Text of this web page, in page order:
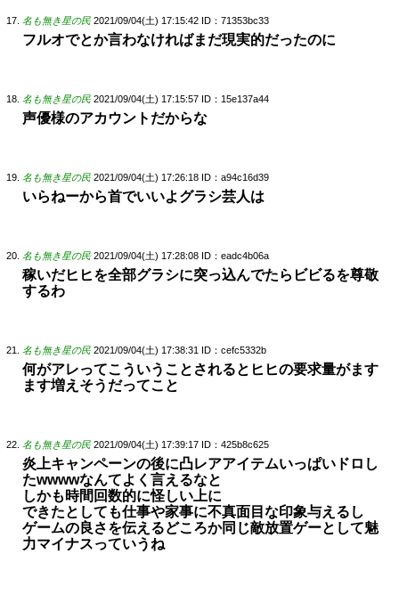
名も無き星の民 2021/09/04(土) 17:15:42 ID：71353bc33
フルオでとか言わなければまだ現実的だったのに
名も無き星の民 2021/09/04(土) 17:15:57 ID：15e137a44
声優様のアカウントだからな
名も無き星の民 2021/09/04(土) 17:26:18 ID：a94c16d39
いらねーから首でいいよグラシ芸人は
名も無き星の民 2021/09/04(土) 17:28:08 ID：eadc4b06a
稼いだヒヒを全部グラシに突っ込んでたらビビるを尊敬
するわ
名も無き星の民 2021/09/04(土) 17:38:31 ID：cefc5332b
何がアレってこういうことされるとヒヒの要求量がます
ます増えそうだってこと
名も無き星の民 2021/09/04(土) 17:39:17 ID：425b8c625
炎上キャンペーンの後に凸レアアイテムいっぱいドロし
たwwwwなんてよく言えるなと
しかも時間回数的に怪しい上に
できたとしても仕事や家事に不真面目な印象与えるし
ゲームの良さを伝えるどころか同じ敵放置ゲーとして魅
力マイナスっていうね